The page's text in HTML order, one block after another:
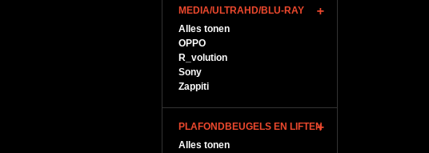
MEDIA/ULTRAHD/BLU-RAY
Alles tonen
OPPO
R_volution
Sony
Zappiti
PLAFONDBEUGELS EN LIFTEN
Alles tonen